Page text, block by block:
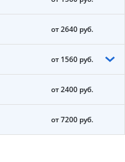
от 2640 руб.
от 1560 руб.
от 2400 руб.
от 7200 руб.